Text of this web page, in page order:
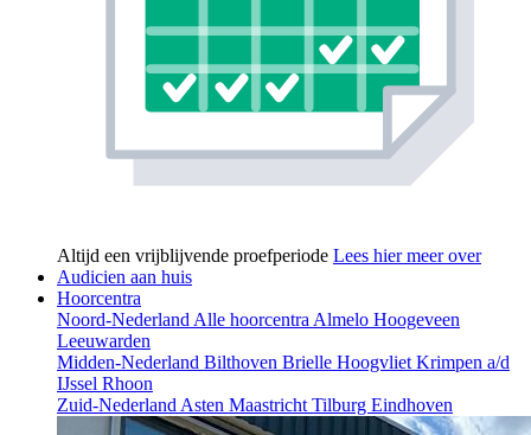
Altijd een vrijblijvende proefperiode Lees hier meer over
Audicien aan huis
Hoorcentra
Noord-NederlandAlle hoorcentraAlmelo Hoogeveen
Leeuwarden
Midden-Nederland Bilthoven Brielle HoogvlietKrimpen a/d
IJssel Rhoon
Zuid-NederlandAsten MaastrichtTilburg Eindhoven